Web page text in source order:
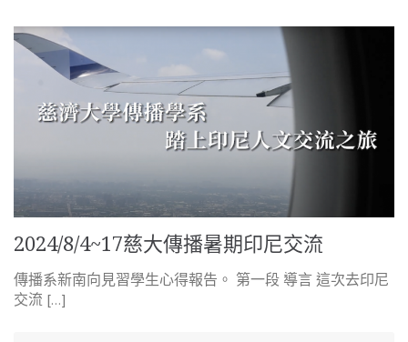
2024/8/4~17慈大傳播暑期印尼交流
傳播系新南向見習學生心得報告。 第一段 導言 這次去印尼
交流 […]